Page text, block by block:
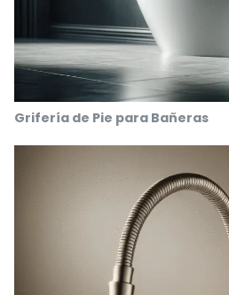
Grifería de Pie para Bañeras